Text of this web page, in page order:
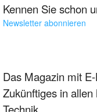
Kennen Sie schon
Newsletter abonnieren
Das Magazin mit
Zukünftiges in